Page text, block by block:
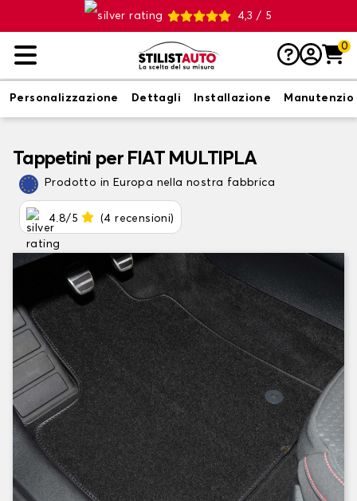
4,3 / 5
0
Personalizzazione Dettagli Installazione
Tappetini per FIAT MULTIPLA
Prodotto in Europa nella nostra fabbrica
4.8/5 (4 recensioni)